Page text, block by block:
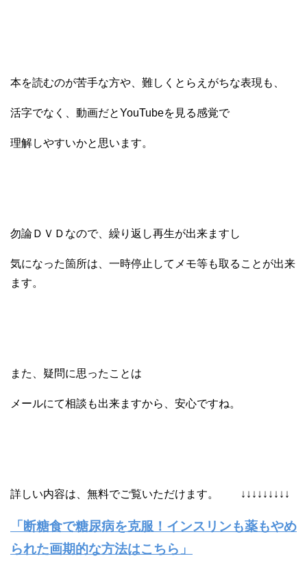
本を読むのが苦手な方や、難しくとらえがちな表現も、
活字でなく、動画だとYouTubeを見る感覚で
理解しやすいかと思います。
勿論ＤＶＤなので、繰り返し再生が出来ますし
気になった箇所は、一時停止してメモ等も取ることが出来
ます。
また、疑問に思ったことは
メールにて相談も出来ますから、安心ですね。
詳しい内容は、無料でご覧いただけます。 ↓↓↓↓↓↓↓↓↓
「断糖食で糖尿病を克服！インスリンも薬もやめ
られた画期的な方法はこちら」